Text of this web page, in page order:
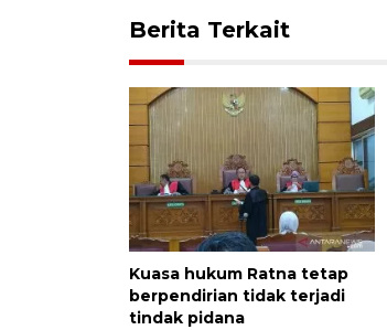
Berita Terkait
Kuasa hukum Ratna tetap
berpendirian tidak terjadi
tindak pidana